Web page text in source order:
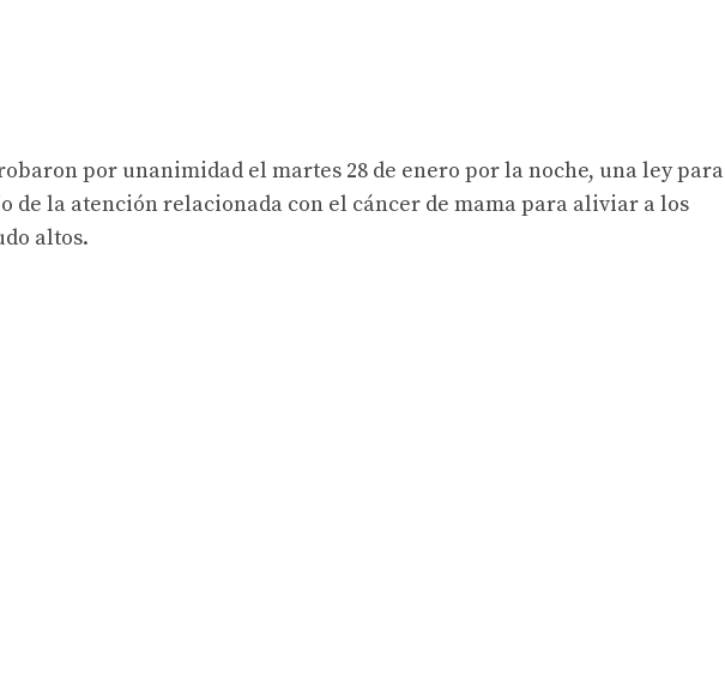
por unanimidad el martes 28 de enero por la noche, una ley para
de la atención relacionada con el cáncer de mama para aliviar a los
altos.